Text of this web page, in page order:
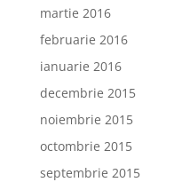
martie 2016
februarie 2016
ianuarie 2016
decembrie 2015
noiembrie 2015
octombrie 2015
septembrie 2015